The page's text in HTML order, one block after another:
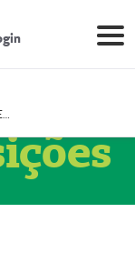
Prestador Decordis Exames Cardiológicos LTDA (51004347-4)